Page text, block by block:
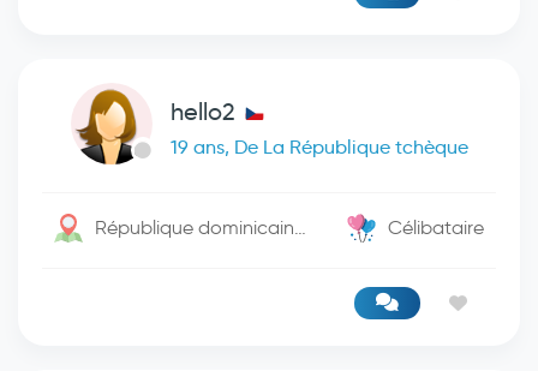
hello2
19 ans, De La République tchèque
République dominicaine / Bavaro Célibataire